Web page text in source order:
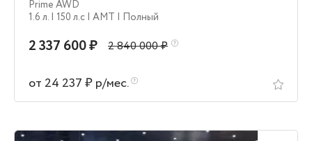
Prime AWD
1.6 л. | 150 л.c | AMT | Полный
2 337 600 ₽ 2 840 000 ₽
от 24 237 ₽ р/мес.